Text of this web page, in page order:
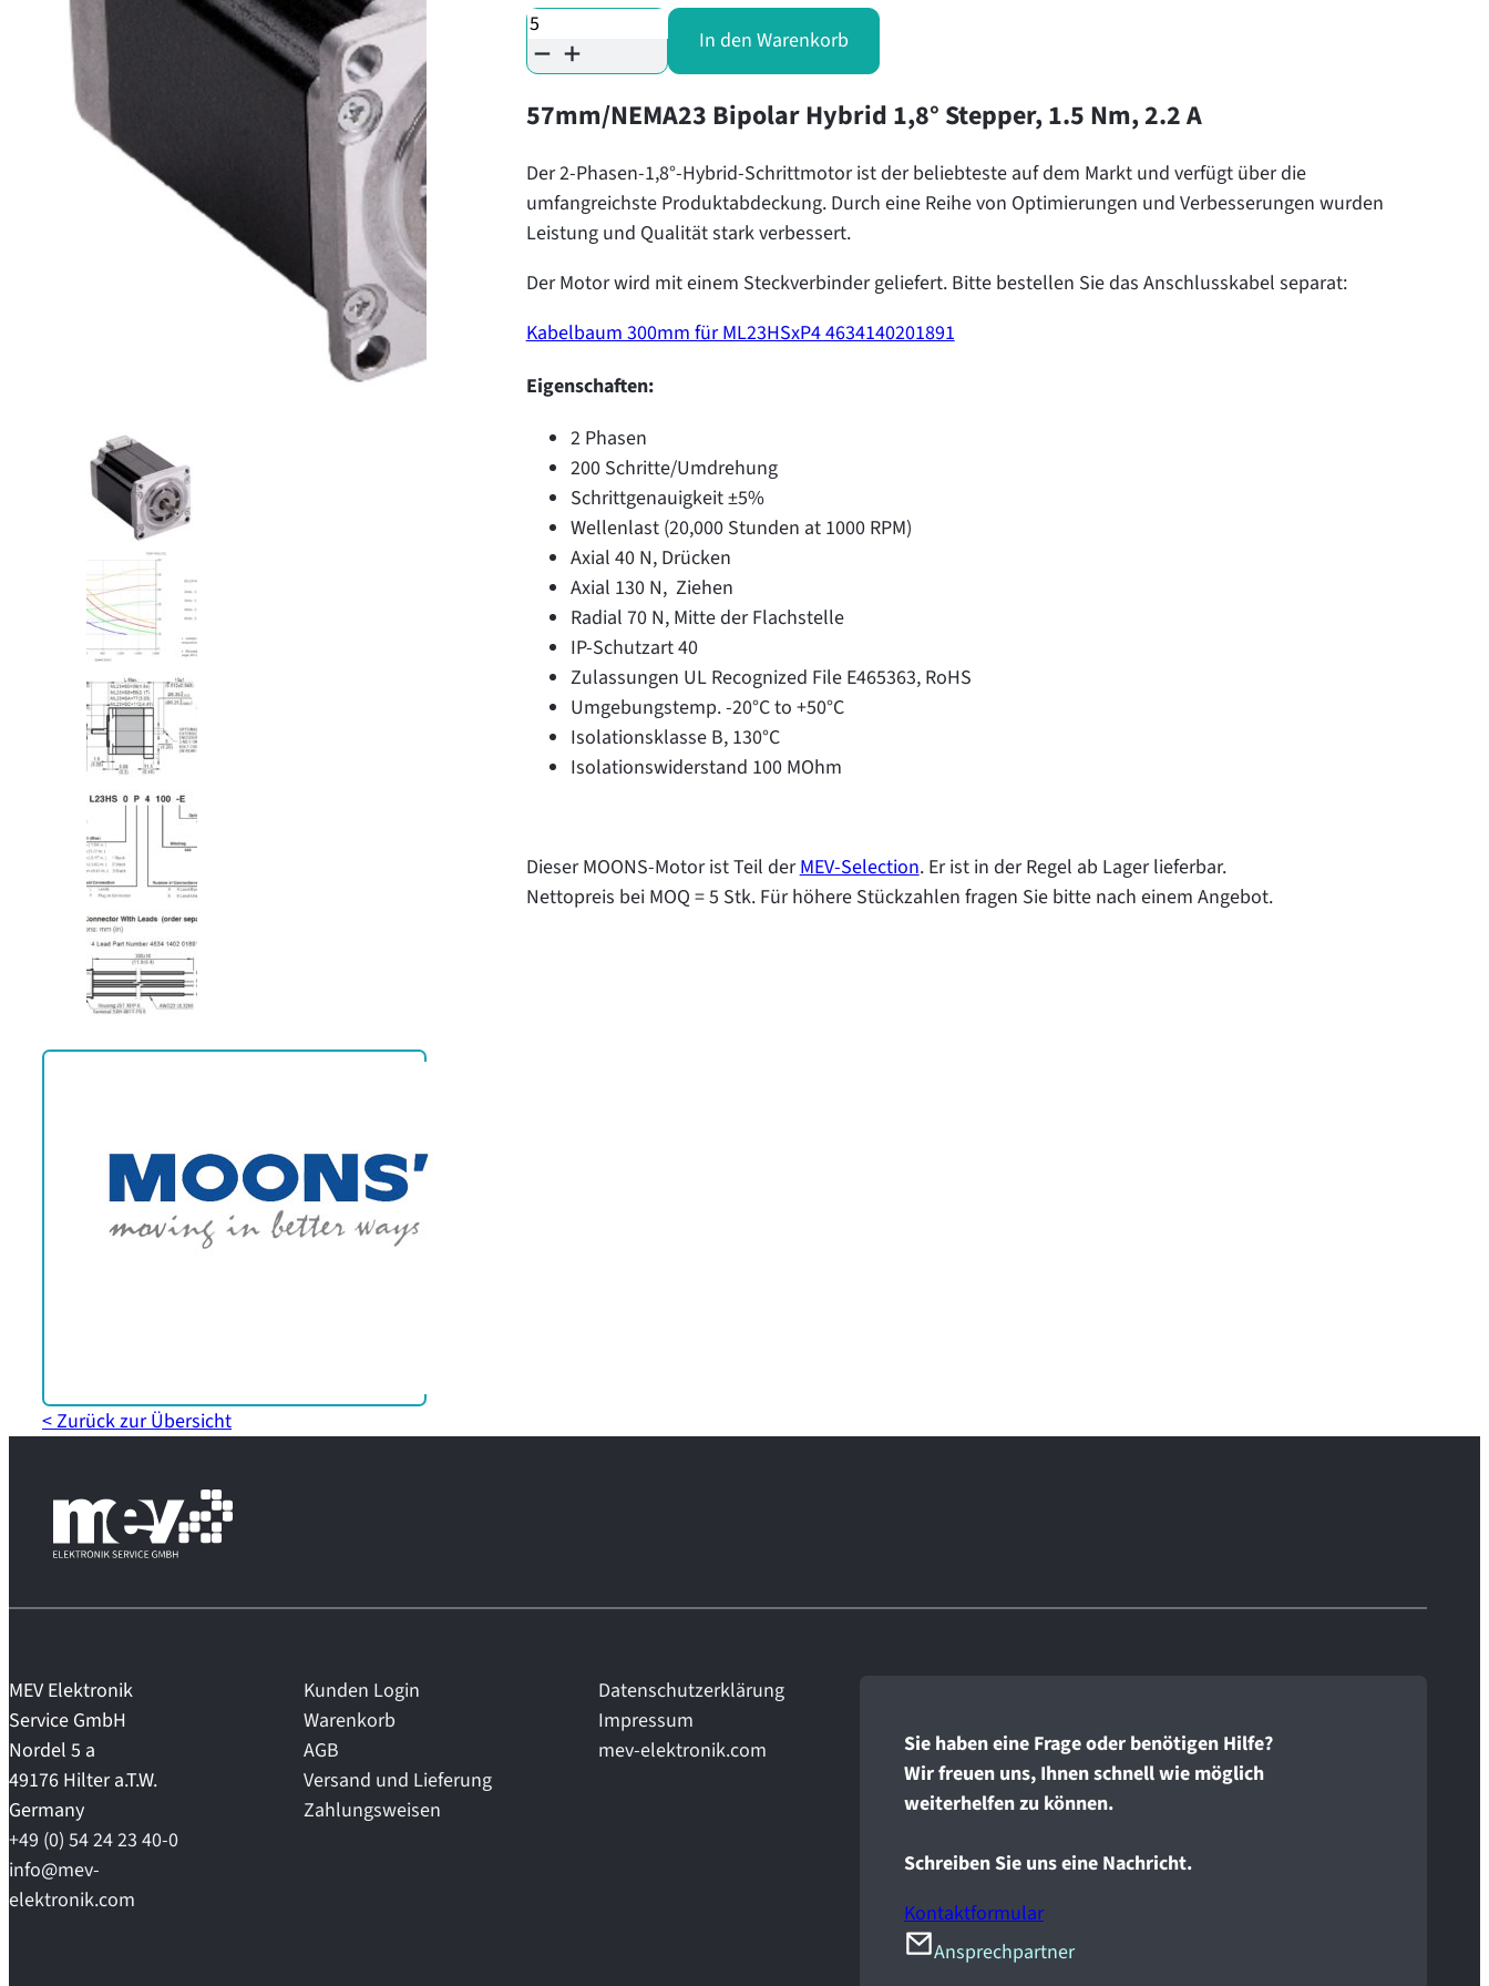
ML23HS8P4220-
000
Menge
In den Warenkorb
57mm/NEMA23 Bipolar Hybrid 1,8° Stepper, 1.5 Nm, 2.2 A
Der 2-Phasen-1,8°-Hybrid-Schrittmotor ist der beliebteste auf dem Markt und verfügt über die
umfangreichste Produktabdeckung. Durch eine Reihe von Optimierungen und Verbesserungen wurden
Leistung und Qualität stark verbessert.
Der Motor wird mit einem Steckverbinder geliefert. Bitte bestellen Sie das Anschlusskabel separat:
Kabelbaum 300mm für ML23HSxP4 4634140201891
Eigenschaften:
2 Phasen
200 Schritte/Umdrehung
Schrittgenauigkeit ±5%
Wellenlast (20,000 Stunden at 1000 RPM)
Axial 40 N, Drücken
Axial 130 N, Ziehen
Radial 70 N, Mitte der Flachstelle
IP-Schutzart 40
Zulassungen UL Recognized File E465363, RoHS
Umgebungstemp. -20°C to +50°C
Isolationsklasse B, 130°C
Isolationswiderstand 100 MOhm
Dieser MOONS-Motor ist Teil derMEV-Selection. Er ist in der Regel ab Lager lieferbar.
Nettopreis bei MOQ = 5 Stk. Für höhere Stückzahlen fragen Sie bitte nach einem Angebot.
< Zurück zur Übersicht
MEV Elektronik
Service GmbH
Nordel 5 a
49176 Hilter a.T.W.
Germany
+49 (0) 54 24 23 40-0
info@mev-
elektronik.com
Kunden Login
Warenkorb
AGB
Versand und Lieferung
Zahlungsweisen
Datenschutzerklärung
Impressum
mev-elektronik.com
Sie haben eine Frage oder benötigen Hilfe?
Wir freuen uns, Ihnen schnell wie möglich
weiterhelfen zu können.
Schreiben Sie uns eine Nachricht.
Kontaktformular
Ansprechpartner